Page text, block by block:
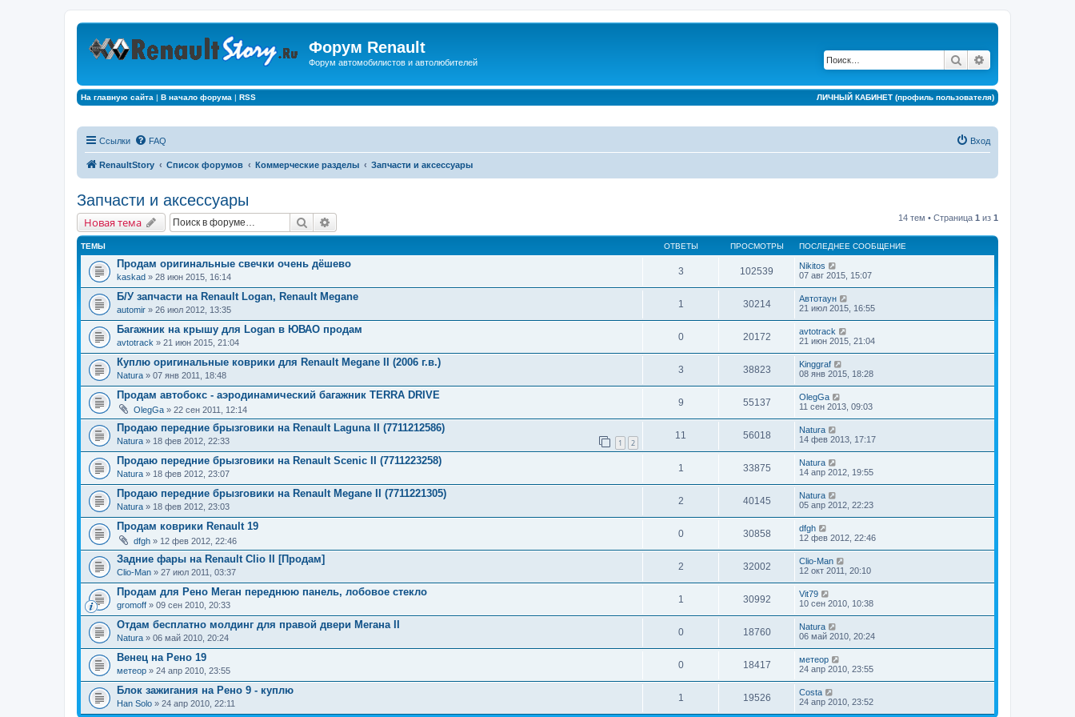
Форум Renault
Форум автомобилистов и автолюбителей Поиск
На главную сайта | В начало форума | RSS ЛИЧНЫЙ КАБИНЕТ (профиль пользователя)
Ссылки FAQ Вход
RenaultStory Список форумов Коммерческие разделы Запчасти и аксессуары
Запчасти и аксессуары
Новая тема Поиск 14 тем • Страница 1 из 1
ТЕМЫ ОТВЕТЫ ПРОСМОТРЫ ПОСЛЕДНЕЕ СООБЩЕНИЕ
Продам оригинальные свечки очень дёшево
kaskad » 28 июн 2015, 16:14
3 102539
Nikitos
07 авг 2015, 15:07
Б/У запчасти на Renault Logan, Renault Megane
automir » 26 июл 2012, 13:35
1 30214
Автотаун
21 июл 2015, 16:55
Багажник на крышу для Logan в ЮВАО продам
avtotrack » 21 июн 2015, 21:04
0 20172
avtotrack
21 июн 2015, 21:04
Куплю оригинальные коврики для Renault Megane II (2006 г.в.)
Natura » 07 янв 2011, 18:48
3 38823
Kinggraf
08 янв 2015, 18:28
Продам автобокс - аэродинамический багажник TERRA DRIVE
OlegGa » 22 сен 2011, 12:14
9 55137
OlegGa
11 сен 2013, 09:03
Продаю передние брызговики на Renault Laguna II (7711212586)
Natura » 18 фев 2012, 22:33 1 2
11 56018
Natura
14 фев 2013, 17:17
Продаю передние брызговики на Renault Scenic II (7711223258)
Natura » 18 фев 2012, 23:07
1 33875
Natura
14 апр 2012, 19:55
Продаю передние брызговики на Renault Megane II (7711221305)
Natura » 18 фев 2012, 23:03
2 40145
Natura
05 апр 2012, 22:23
Продам коврики Renault 19
dfgh » 12 фев 2012, 22:46
0 30858
dfgh
12 фев 2012, 22:46
Задние фары на Renault Clio II [Продам]
Clio-Man » 27 июл 2011, 03:37
2 32002
Clio-Man
12 окт 2011, 20:10
Продам для Рено Меган переднюю панель, лобовое стекло
gromoff » 09 сен 2010, 20:33
1 30992
Vit79
10 сен 2010, 10:38
Отдам бесплатно молдинг для правой двери Мегана II
Natura » 06 май 2010, 20:24
0 18760
Natura
06 май 2010, 20:24
Венец на Рено 19
метеор » 24 апр 2010, 23:55
0 18417
метеор
24 апр 2010, 23:55
Блок зажигания на Рено 9 - куплю
Han Solo » 24 апр 2010, 22:11
1 19526
Costa
24 апр 2010, 23:52